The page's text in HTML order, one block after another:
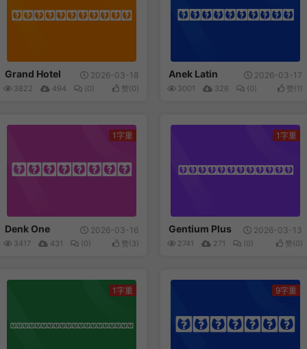
Grand Hotel
Grand Hotel 2026-03-18
3822 494 (0) 赞(0)
Anek Latin
Anek Latin 2026-03-17
3001 326 (0) 赞(1)
Denk One
1字重
Denk One 2026-03-16
3417 431 (0) 赞(3)
Gentium Plus
1字重
Gentium Plus 2026-03-13
2741 271 (0) 赞(0)
Protest Revolutio...
1字重
Raleway
9字重